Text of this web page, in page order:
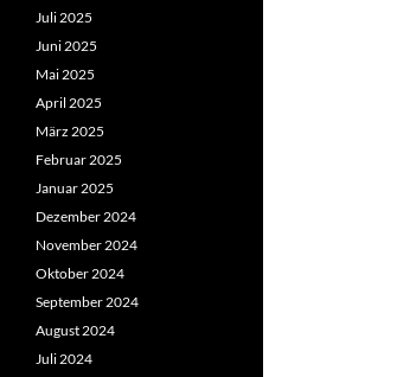
Juli 2025
Juni 2025
Mai 2025
April 2025
März 2025
Februar 2025
Januar 2025
Dezember 2024
November 2024
Oktober 2024
September 2024
August 2024
Juli 2024